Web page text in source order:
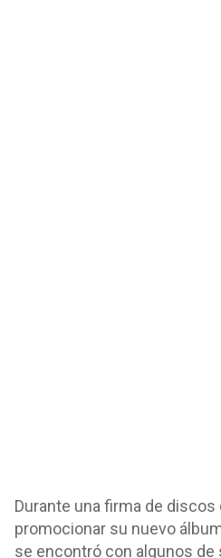
Durante una firma de discos
promocionar su nuevo
se encontró con algunos